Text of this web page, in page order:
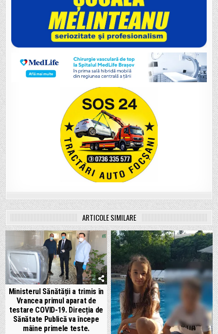
ARTICOLE SIMILARE
Ministerul Sănătății a trimis în
Vrancea primul aparat de
testare COVID-19. Direcția de
Sănătate Publică va începe
mâine primele teste.